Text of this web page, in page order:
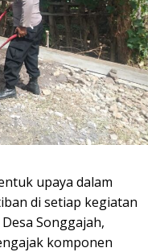
upaya dalam
di setiap kegiatan
Songgajah,
komponen